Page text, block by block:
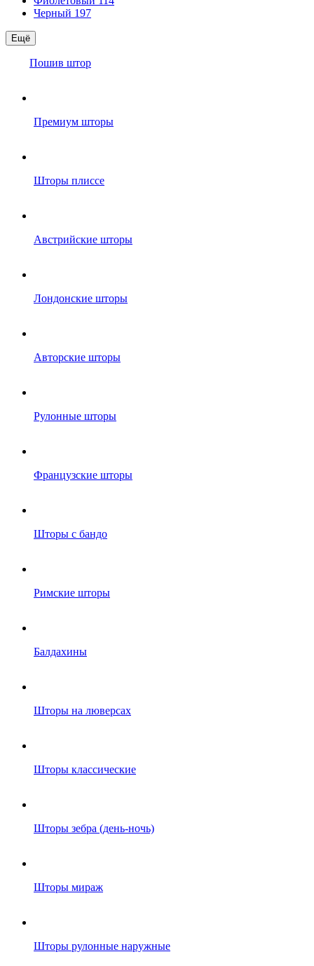
Черный 197
Ещё
Пошив штор
Премиум шторы
Шторы плиссе
Австрийские шторы
Лондонские шторы
Авторские шторы
Рулонные шторы
Французские шторы
Шторы с бандо
Римские шторы
Балдахины
Шторы на люверсах
Шторы классические
Шторы зебра (день-ночь)
Шторы мираж
Шторы рулонные наружные